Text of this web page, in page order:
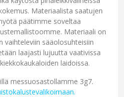
Materiaalista saatujen
päätimme soveltaa
Materiaali on
vaihteleviin sääolosuhteisiin
laajasti lujuutta vaativissa
laidoissa.
messuosastollamme 3g7.